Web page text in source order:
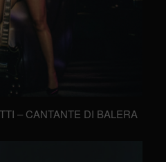
– CANTANTE DI BALERA